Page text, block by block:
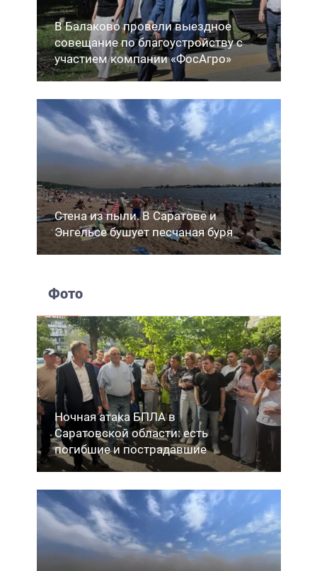
В Балаково провели выездное
совещание по благоустройству с
участием компании «ФосАгро»
Стена из пыли. В Саратове и
Энгельсе бушует песчаная буря
Фото
Ночная атака БПЛА в
Саратовской области: есть
погибшие и пострадавшие